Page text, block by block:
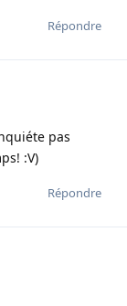
Répondre
pas
:V)
Répondre